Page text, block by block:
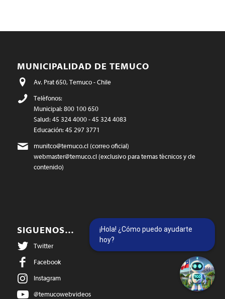
MUNICIPALIDAD DE TEMUCO
Av. Prat 650, Temuco - Chile
Teléfonos:
Municipal: 800 100 650
Salud: 45 324 4000 - 45 324 4083
Educación: 45 297 3771
munitco@temuco.cl(correo oficial)
webmaster@temuco.cl(exclusivo para temas técnicos y de
contenido)
SIGUENOS…
Twitter
Facebook
Instagram
@temucowebvideos
¡Hola! ¿Cómo puedo ayudarte
hoy?